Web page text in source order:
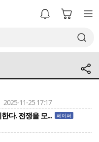
11-25 17:17
다. 전쟁을 모... 페이퍼